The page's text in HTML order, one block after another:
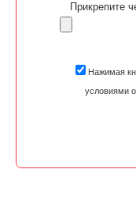
Прикрепите
Нажимая
условиями